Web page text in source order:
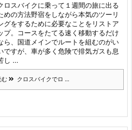
ロスバイクに乗って１週間の旅に出る
めの方法野宿をしながら本気のツーリ
グをするために必要なことをリストア
プ。
コースをたてる速く移動するだけ
ら、国道メインでルートを組むのがい
ですが、車が多く危険で排気ガスも息
し ...
む クロスバイクでロ ...